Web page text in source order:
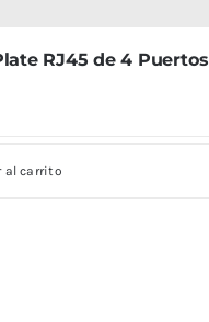
RJ45 de 4
al carrito